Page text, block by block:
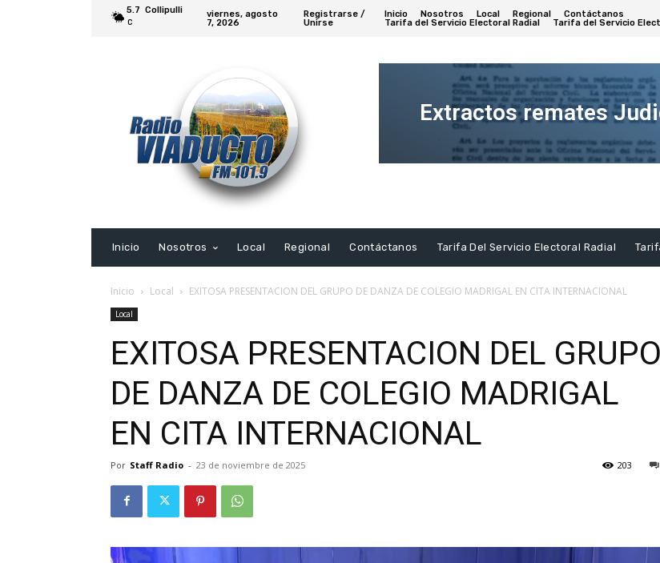
5.7
C
Collipulli
viernes, agosto
7, 2026
Registrarse /
Unirse
Inicio Nosotros Local Regional
Contáctanos
Tarifa del Servicio Electoral Radial
Tarifa del Servicio
Extractos remates
Extracto
Inicio
Nosotros Local Regional Contáctanos Tarifa Del Servicio Electoral Radial
Inicio Local EXITOSA PRESENTACION DEL GRUPO DE DANZA DE COLEGIO MADRIGAL EN CITA INTERNACIONAL
Local
EXITOSA PRESENTACION DEL GRUPO
DE DANZA DE COLEGIO MADRIGAL
EN CITA INTERNACIONAL
Por Staff Radio - 23 de noviembre de 2025 203